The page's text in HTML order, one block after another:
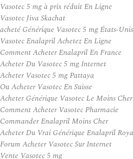
Vasotec 5 mg à prix réduit En Ligne
Vasotec Jiva Skachat
acheté Générique Vasotec 5 mg États-Unis
Vasotec Enalapril Achetez En Ligne
Comment Acheter Enalapril En France
Acheter Du Vasotec 5 mg Internet
Acheter Vasotec 5 mg Pattaya
Ou Acheter Vasotec En Suisse
Acheter Générique Vasotec Le Moins Cher
Comment Acheter Vasotec Pharmacie
Commander Enalapril Moins Cher
Acheter Du Vrai Générique Enalapril
Forum Acheter Vasotec Sur Internet
Vente Vasotec 5 mg